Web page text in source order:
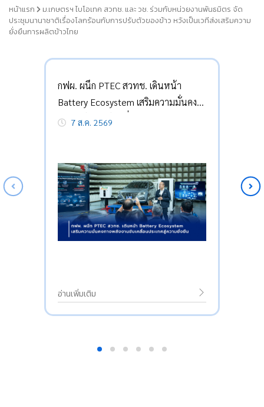
หน้าแรก
ม.เกษตรฯ ไบโอเทค สวทช. และ วช. ร่วมกับหน่วยงานพันธมิตร จัด
ประชุมนานาชาติเรื่องโลกร้อนกับการปรับตัวของข้าว หวังเป็นเวทีส่งเสริมความ
ยั่งยืนการผลิตข้าวไทย
กฟผ. ผนึก PTEC สวทช. เดินหน้า
Battery Ecosystem เสริมความมั่นคง
ทางพลังงานขับเคลื่อนประเทศสู่ความ
7 ส.ค. 2569
อ่านเพิ่มเติม